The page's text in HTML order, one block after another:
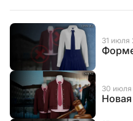
31 июля
30 июля